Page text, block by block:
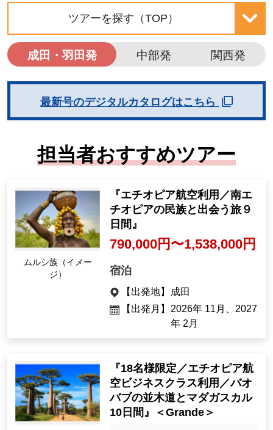
ツアーを探す（TOP）
成田・羽田発 中部発 関西発
最新号のデジタルカタログはこちら
担当者おすすめツアー
ムルシ族（イメー
ジ）
『エチオピア航空利用／南エ
チオピアの民族と出会う旅９
日間』
790,000円〜1,538,000円
宿泊
【出発地】
成田
【出発月】 2026年 11月、2027
年 2月
『18名様限定／エチオピア航
空ビジネスクラス利用／バオ
バブの並木道とマダガスカル
10日間』＜Grande＞